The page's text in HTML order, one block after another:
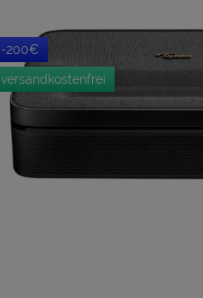
-200€
versandkostenfrei